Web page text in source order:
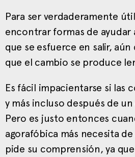
Para ser verdaderamente
encontrar formas de ayudar
que se esfuerce en salir,
que el cambio se produce
Es fácil impacientarse si las
y más incluso después de
Pero es justo entonces
agorafóbica más necesita
pide su comprensión, ya